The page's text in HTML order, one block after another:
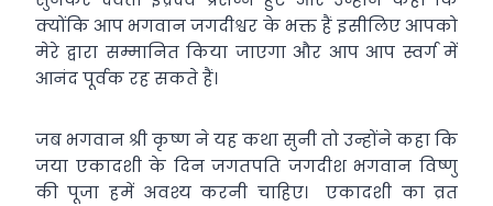
क्योंकि आप भगवान जगदीश्वर के भक्त हैं इसीलिए आपको
मेरे द्वारा सम्मानित किया जाएगा और आप आप स्वर्ग में
आनंद पूर्वक रह सकते हैं।
जब भगवान श्री कृष्ण ने यह कथा सुनी तो उन्होंने कहा कि
जया एकादशी के दिन जगतपति जगदीश भगवान विष्णु
की पूजा हमें अवश्य करनी चाहिए। एकादशी का व्रत